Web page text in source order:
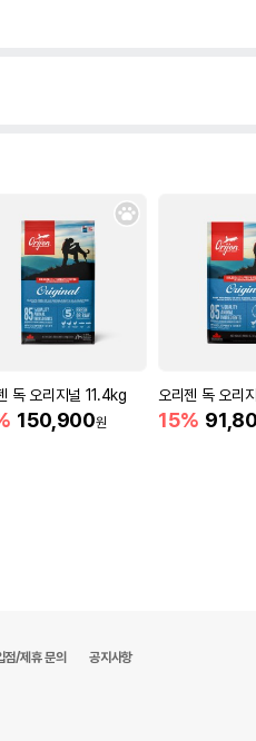
독 오리지널 11.4kg
150,900원
오리젠 독 오리
15%
점/제휴 문의 공지사항